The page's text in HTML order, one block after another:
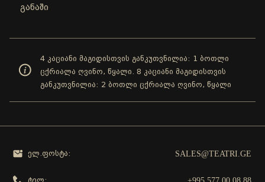
განაში
4 კაციანი მაგიდისთვის განკუთვნილია: 1 ბოთლი
ცქრიალა ღვინო, წყალი. 8 კაციანი მაგიდისთვის
განკუთვნილია: 2 ბოთლი ცქრიალა ღვინო, წყალი
ელ.ფოსტა: SALES@TEATRI.GE